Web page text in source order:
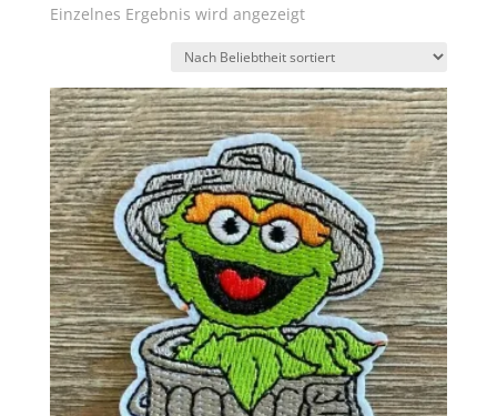
Einzelnes Ergebnis wird angezeigt